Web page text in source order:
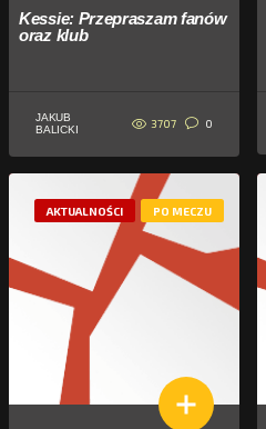
Kessie: Przepraszam fanów
oraz klub
JAKUB
BALICKI
3707 0
AKTUALNOŚCI PO MECZU